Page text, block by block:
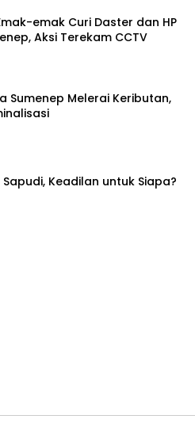
emak Curi Daster dan HP
Aksi Terekam CCTV
Sumenep Melerai Keributan,
Sapudi, Keadilan untuk Siapa?